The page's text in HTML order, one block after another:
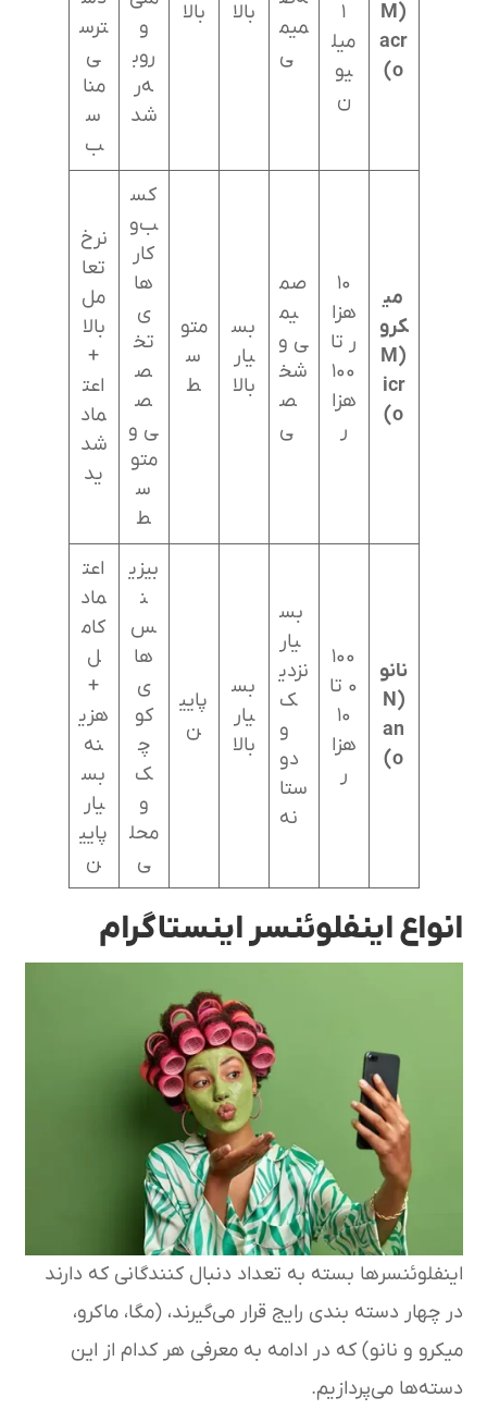
(M
acr
o)
۱
میل
یو
ن
میم
ی
بالا بالا
و
روب
ه‌ر
شد
ترس
ی
منا
س
ب
می
کرو
(M
icr
o)
۱۰
هزا
ر تا
۱۰۰
هزا
ر
صم
یم
ی و
شخ
ص
ی
بس
یار
بالا
متو
س
ط
کس
ب‌و
کار
ها
ی
تخ
ص
ص
ی و
متو
س
ط
نرخ
تعا
مل
بالا
+
اعت
ماد
شد
ید
نانو
(N
an
o)
۱۰۰
۰ تا
۱۰
هزا
ر
بس
یار
نزدی
ک
و
دو
ستا
نه
بس
یار
بالا
پایی
ن
بیزی
ن
س‌
ها
ی
کو
چ
ک
و
محل
ی
اعت
ماد
کام
ل
+
هزی
نه
بس
یار
پایی
ن
انواع اینفلوئنسر اینستاگرام
اینفلوئنسرها بسته به تعداد دنبال کنندگانی که دارند
در چهار دسته بندی رایج قرار می‌گیرند، (مگا، ماکرو،
میکرو و نانو) که در ادامه به معرفی هر کدام از این
دسته‌ها می‌پردازیم.